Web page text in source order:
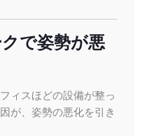
で姿勢が悪
ィスほどの設備が整っ
が、姿勢の悪化を引き